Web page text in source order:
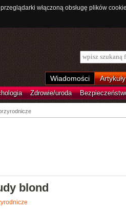
włączoną obsługę plików
Wiadomości Artykuły
Zdrowie/uroda
blond